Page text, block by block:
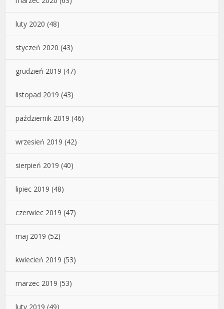
luty 2020 (48)
styczeń 2020 (43)
grudzień 2019 (47)
listopad 2019 (43)
październik 2019 (46)
wrzesień 2019 (42)
sierpień 2019 (40)
lipiec 2019 (48)
czerwiec 2019 (47)
maj 2019 (52)
kwiecień 2019 (53)
marzec 2019 (53)
luty 2019 (49)